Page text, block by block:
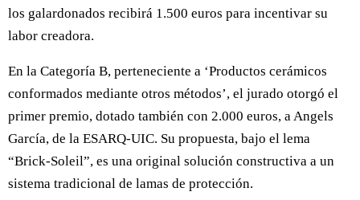
los galardonados recibirá 1.500 euros para incentivar su
labor creadora.
En la Categoría B, perteneciente a ‘Productos cerámicos
conformados mediante otros métodos’, el jurado otorgó el
primer premio, dotado también con 2.000 euros, a Angels
García, de la ESARQ-UIC. Su propuesta, bajo el lema
“Brick-Soleil”, es una original solución constructiva a un
sistema tradicional de lamas de protección.